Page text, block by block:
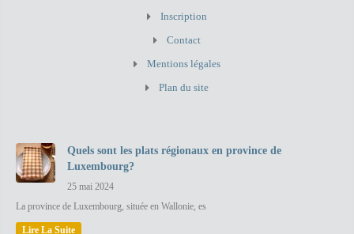
Inscription
Contact
Mentions légales
Plan du site
Quels sont les plats régionaux en province de
Luxembourg?
25 mai 2024
La province de Luxembourg, située en Wallonie, es
Lire La Suite